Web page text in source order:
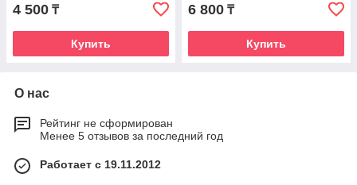
4 500 ₸
Купить
6 800 ₸
Купить
О нас
Рейтинг не сформирован
Менее 5 отзывов за последний год
Работает с 19.11.2012